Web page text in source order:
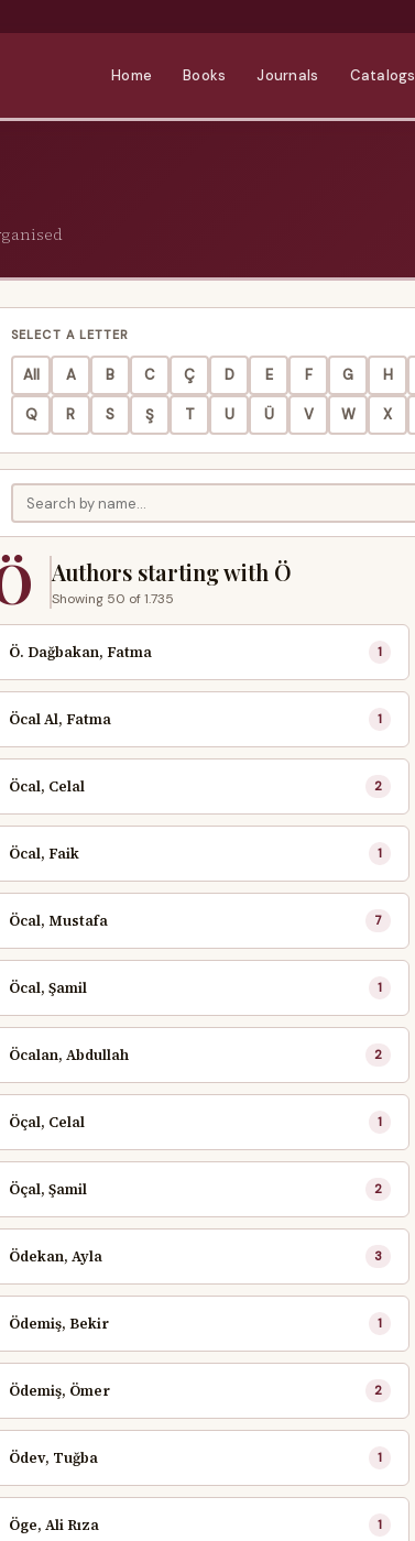
Home Books Journals Catalogs
SELECT A LETTER
All A B C Ç D E F G H
Q R S Ş T U Ü V W X
Authors starting with Ö
Showing 50 of 1.735
Ö. Dağbakan, Fatma 1
Öcal Al, Fatma 1
Öcal, Celal 2
Öcal, Faik 1
Öcal, Mustafa 7
Öcal, Şamil 1
Öcalan, Abdullah 2
Öçal, Celal 1
Öçal, Şamil 2
Ödekan, Ayla 3
Ödemiş, Bekir 1
Ödemiş, Ömer 2
Ödev, Tuğba 1
Öge, Ali Rıza 1